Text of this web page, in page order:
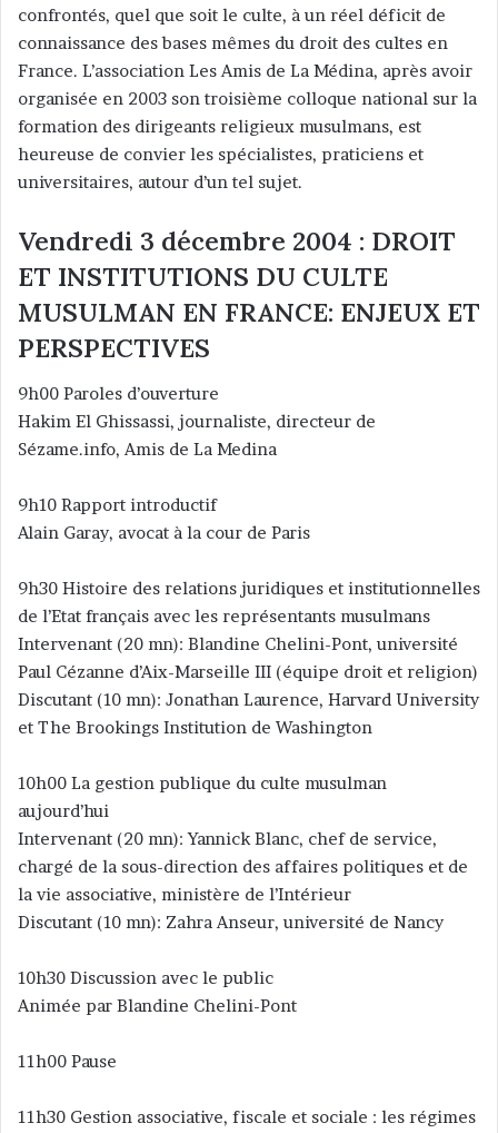
confrontés, quel que soit le culte, à un réel déficit de
connaissance des bases mêmes du droit des cultes en
France. L’association Les Amis de La Médina, après avoir
organisée en 2003 son troisième colloque national sur la
formation des dirigeants religieux musulmans, est
heureuse de convier les spécialistes, praticiens et
universitaires, autour d’un tel sujet.
Vendredi 3 décembre 2004 : DROIT
ET INSTITUTIONS DU CULTE
MUSULMAN EN FRANCE: ENJEUX ET
PERSPECTIVES
9h00 Paroles d’ouverture
Hakim El Ghissassi, journaliste, directeur de
Sézame.info, Amis de La Medina
9h10 Rapport introductif
Alain Garay, avocat à la cour de Paris
9h30 Histoire des relations juridiques et institutionnelles
de l’Etat français avec les représentants musulmans
Intervenant (20 mn): Blandine Chelini-Pont, université
Paul Cézanne d’Aix-Marseille III (équipe droit et religion)
Discutant (10 mn): Jonathan Laurence, Harvard University
et The Brookings Institution de Washington
10h00 La gestion publique du culte musulman
aujourd’hui
Intervenant (20 mn): Yannick Blanc, chef de service,
chargé de la sous-direction des affaires politiques et de
la vie associative, ministère de l’Intérieur
Discutant (10 mn): Zahra Anseur, université de Nancy
10h30 Discussion avec le public
Animée par Blandine Chelini-Pont
11h00 Pause
11h30 Gestion associative, fiscale et sociale : les régimes